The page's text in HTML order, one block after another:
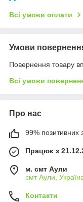
Всі умови оплати
Умови
Повернення товару
Всі умови
Про нас
99% позитивних з
Працює з
м. смт Аули
смт Аули,
Контакти